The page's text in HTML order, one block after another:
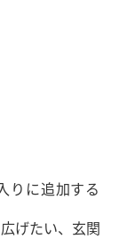
りに追加する
げたい、玄関